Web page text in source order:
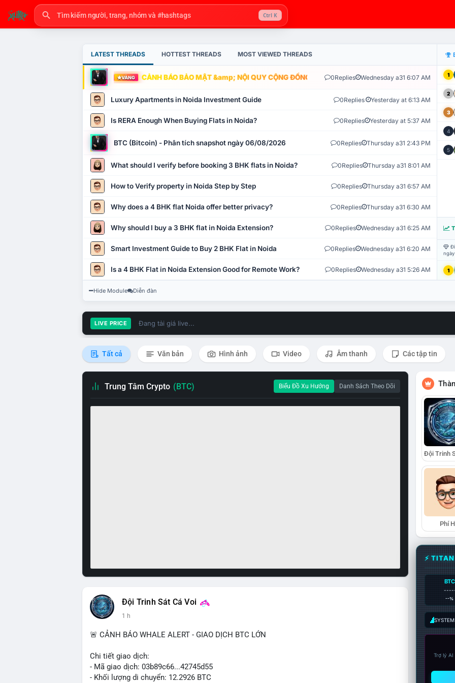
Ctrl K
LATEST THREADS HOTTEST THREADS MOST VIEWED THREADS
VÀNG CẢNH BÁO BẢO MẬT &amp; NỘI QUY CỘNG ĐỒNG VLIKE.VN: HỆ THỐNG GIÁM SÁT TỰ
0Replies Wednesday a31 6:07 AM
Luxury Apartments in Noida Investment Guide 0Replies Yesterday at 6:13 AM
Is RERA Enough When Buying Flats in Noida? 0Replies Yesterday at 5:37 AM
BTC (Bitcoin) - Phân tích snapshot ngày 06/08/2026 0Replies Thursday a31 2:43 PM
What should I verify before booking 3 BHK flats in Noida? 0Replies Thursday a31 8:01 AM
How to Verify property in Noida Step by Step 0Replies Thursday a31 6:57 AM
Why does a 4 BHK flat Noida offer better privacy? 0Replies Thursday a31 6:30 AM
Why should I buy a 3 BHK flat in Noida Extension? 0Replies Wednesday a31 6:25 AM
Smart Investment Guide to Buy 2 BHK Flat in Noida 0Replies Wednesday a31 6:20 AM
Is a 4 BHK Flat in Noida Extension Good for Remote Work? 0Replies Wednesday a31 5:26 AM
1
2
3
4
5
1
Hide Module Diễn đàn
LIVE PRICE Đang tải giá live...
Tất cả Văn bản Hình ảnh Video Âm thanh Các tập tin
Trung Tâm Crypto (BTC) Biểu Đồ Xu Hướng Danh Sách Theo Dõi
Đội Trinh Sát Cá Voi
1 h
🚨 CẢNH BÁO WHALE ALERT - GIAO DỊCH BTC LỚN
Chi tiết giao dịch:
- Mã giao dịch: 03b89c66...42745d55
- Khối lượng di chuyển: 12.2926 BTC
Phí
⚡
BTC
--%
Trợ lý